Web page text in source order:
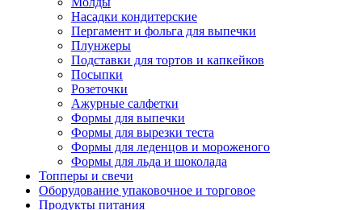
Насадки кондитерские
Пергамент и фольга для выпечки
Плунжеры
Подставки для тортов и капкейков
Посыпки
Розеточки
Ажурные салфетки
Формы для выпечки
Формы для вырезки теста
Формы для леденцов и мороженого
Формы для льда и шоколада
Топперы и свечи
Оборудование упаковочное и торговое
Продукты питания